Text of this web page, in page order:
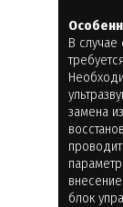
В
замена
блок